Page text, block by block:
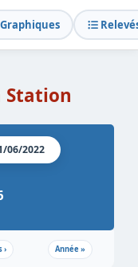
Graphiques
Station
06/2022
› Année»